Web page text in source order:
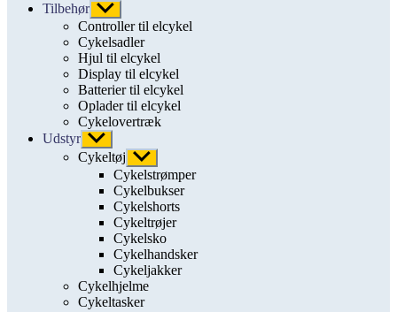
Tilbehør Vis
undermenu
Controller til elcykel
Cykelsadler
Hjul til elcykel
Display til elcykel
Batterier til elcykel
Oplader til elcykel
Cykelovertræk
Udstyr Vis
undermenu
Cykeltøj Vis
undermenu
Cykelstrømper
Cykelbukser
Cykelshorts
Cykeltrøjer
Cykelsko
Cykelhandsker
Cykeljakker
Cykelhjelme
Cykeltasker